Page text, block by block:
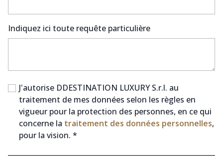
Indiquez ici toute requête particulière
J'autorise DDESTINATION LUXURY S.r.l. au
traitement de mes données selon les règles en
vigueur pour la protection des personnes, en ce qui
concerne la traitement des données personnelles,
pour la vision. *